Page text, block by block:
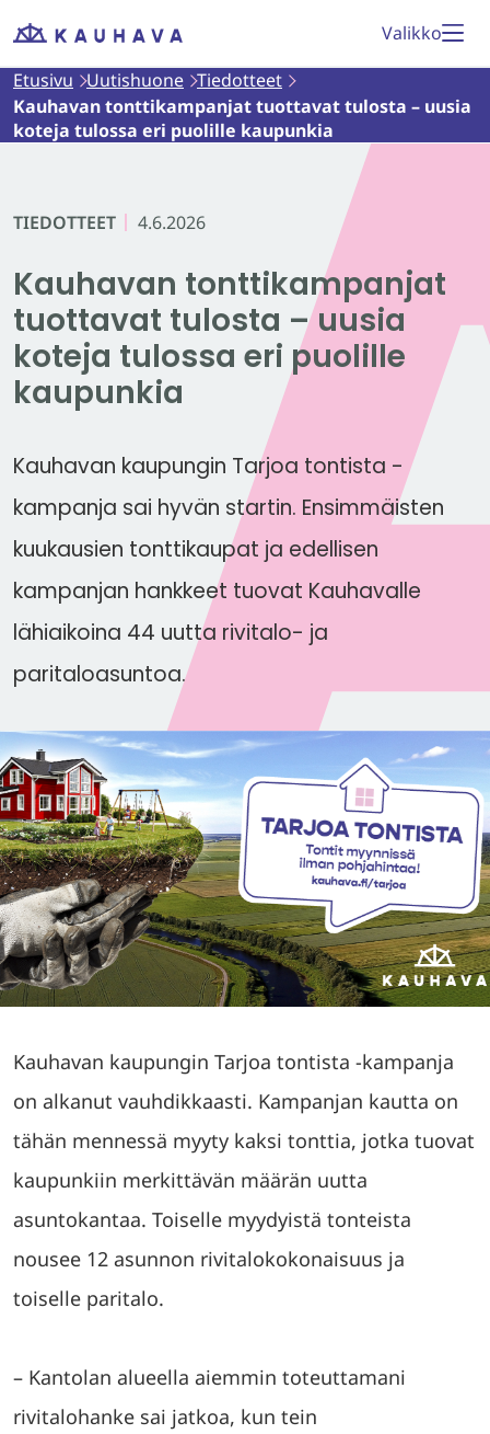
Siirry
Etusivu
Valikko
Etusivu Uutishuone Tiedotteet
Kauhavan tonttikampanjat tuottavat tulosta – uusia
koteja tulossa eri puolille kaupunkia
TIEDOTTEET 4.6.2026
Kauhavan tonttikampanjat
tuottavat tulosta – uusia
koteja tulossa eri puolille
kaupunkia
Kauhavan kaupungin Tarjoa tontista -
kampanja sai hyvän startin. Ensimmäisten
kuukausien tonttikaupat ja edellisen
kampanjan hankkeet tuovat Kauhavalle
lähiaikoina 44 uutta rivitalo- ja
paritaloasuntoa.
Kauhavan kaupungin Tarjoa tontista -kampanja
on alkanut vauhdikkaasti. Kampanjan kautta on
tähän mennessä myyty kaksi tonttia, jotka tuovat
kaupunkiin merkittävän määrän uutta
asuntokantaa. Toiselle myydyistä tonteista
nousee 12 asunnon rivitalokokonaisuus ja
toiselle paritalo.
– Kantolan alueella aiemmin toteuttamani
rivitalohanke sai jatkoa, kun tein